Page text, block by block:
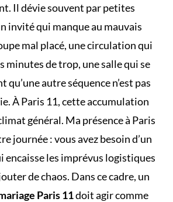
Il dévie souvent par petites
invité qui manque au mauvais
mal placé, une circulation qui
minutes de trop, une salle qui se
autre séquence n’est pas
À Paris 11, cette accumulation
général. Ma présence à Paris
journée : vous avez besoin d’un
encaisse les imprévus logistiques
de chaos. Dans ce cadre, un
Paris 11doit agir comme